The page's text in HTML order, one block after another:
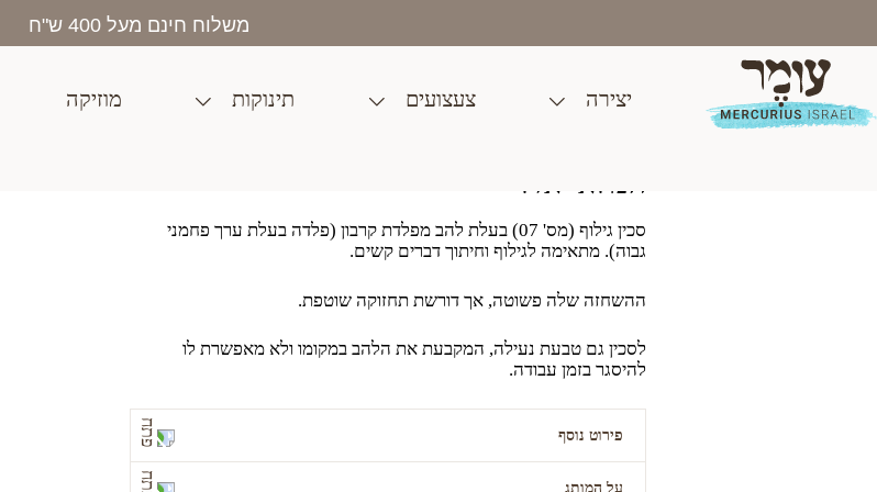
content
משלוח חינם מעל 400 ש"ח
יצירה צעצועים תינוקות מוזיקה
יצירה >
סכין גילוף קרבון | N°07
המלאי אזל
סכין גילוף (מס' 07) בעלת להב מפלדת קרבון (פלדה בעלת ערך פחמני
גבוה). מתאימה לגילוף וחיתוך דברים קשים.
ההשחזה שלה פשוטה, אך דורשת תחזוקה שוטפת.
לסכין גם טבעת נעילה, המקבעת את הלהב במקומו ולא מאפשרת לו
להיסגר בזמן עבודה.
פירוט נוסף
על המותג